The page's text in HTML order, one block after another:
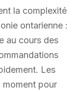
la complexité
ontarienne :
au cours des
Les
moment pour